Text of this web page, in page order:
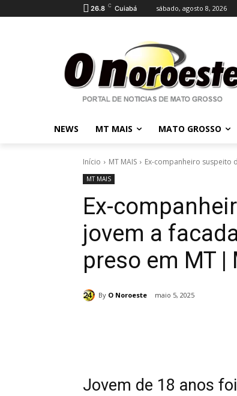
26.8 C Cuiabá sábado, agosto 8, 2026
NEWS MT MAIS MATO GROSSO
Início MT MAIS Ex-companheiro suspeito
MT MAIS
Ex-
jovem a
preso em MT |
By O Noroeste maio 5, 2025
Jovem de 18 anos